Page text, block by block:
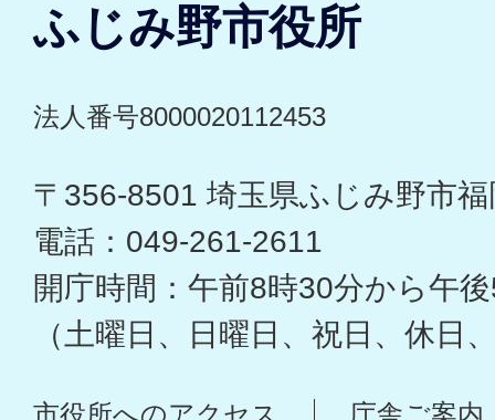
ふじみ野市役所
法人番号8000020112453
〒356-8501 埼玉県ふじみ野市
電話：049-261-2611
開庁時間：午前8時30分から午
（土曜日、日曜日、祝日、休日
市役所へのアクセス 庁舎ご案内